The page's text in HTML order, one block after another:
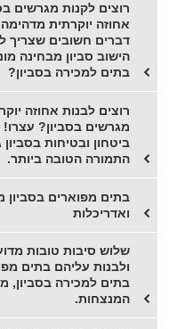
רוצים לקנות מגרשים
אחוזה יוקרתית
דברים חשובים שצריך
הישוב סביון מבחינה
בתים למכירה בסביון?
רוצים לבנות אחוזה
מגרשים בסביון?
ביטחון ובטיחות
התמורה הטובה ביותר.
בתים מפוארים בסביון
ואדריכלות
שלוש סיבות טובות
ולבנות עליהם בתים
בתים למכירה בסביון,
המנצחות.